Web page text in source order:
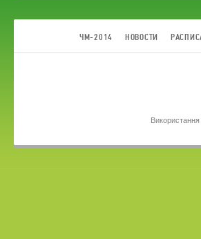
ЧМ-2014 НОВОСТИ